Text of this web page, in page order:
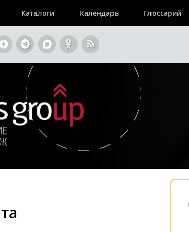
Каталоги Календарь Глоссарий